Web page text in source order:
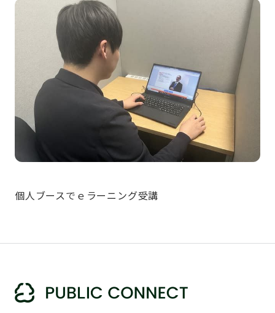
個人ブースでｅラーニング受講